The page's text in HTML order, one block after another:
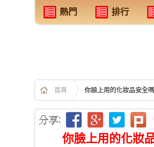
熱門 排行
首頁 你臉上用的化妝品安全
你臉上用的化妝